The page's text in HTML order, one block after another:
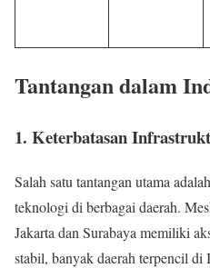
Tantangan dalam
1. Keterbatasan
Salah satu tantangan utama
teknologi di berbagai daerah.
Jakarta dan Surabaya memiliki
stabil, banyak daerah terpencil di